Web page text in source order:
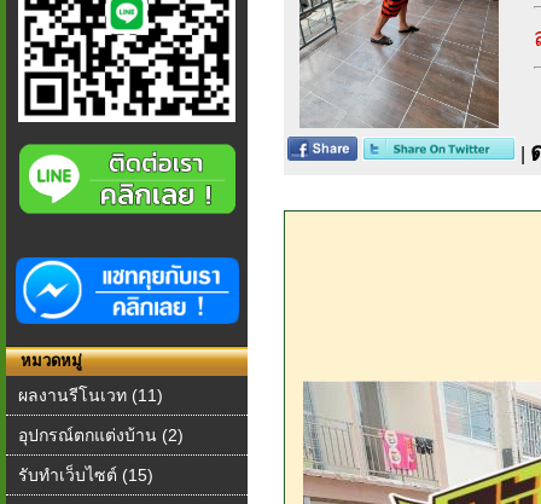
หมวดหมู่
ผลงานรีโนเวท (11)
อุปกรณ์ตกแต่งบ้าน (2)
รับทำเว็บไซต์ (15)